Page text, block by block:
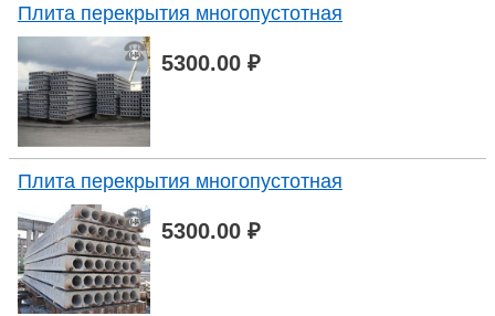
Плита перекрытия многопустотная
5300.00 ₽
Плита перекрытия многопустотная
5300.00 ₽